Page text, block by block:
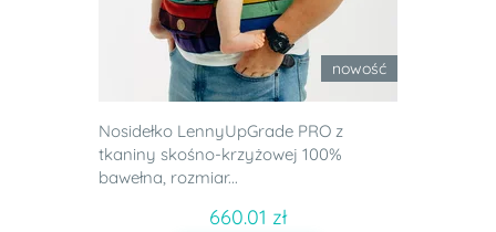
nowość
Nosidełko LennyUpGrade PRO z
tkaniny skośno-krzyżowej 100%
bawełna, rozmiar...
660.01 zł